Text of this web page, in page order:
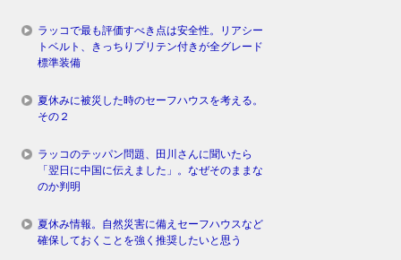
ラッコで最も評価すべき点は安全性。リアシー
トベルト、きっちりプリテン付きが全グレード
標準装備
夏休みに被災した時のセーフハウスを考える。
その２
ラッコのテッパン問題、田川さんに聞いたら
「翌日に中国に伝えました」。なぜそのままな
のか判明
夏休み情報。自然災害に備えセーフハウスなど
確保しておくことを強く推奨したいと思う